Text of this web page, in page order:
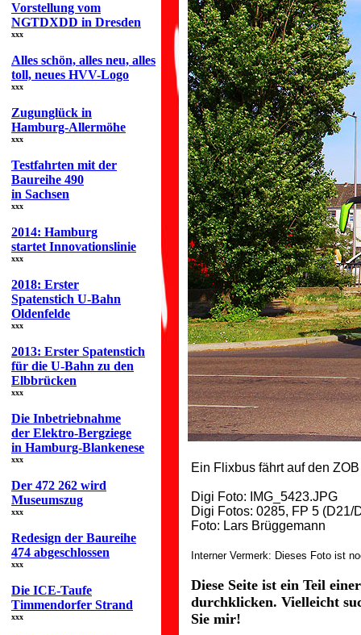
Vorstellung vom
NGTDXDD in Dresden
xxx
Alles schön, alles neu, alles
toll, neues HVV-Logo
xxx
Zugunglück in
Hamburg-Allermöhe
xxx
Testfahrten mit der
Baureihe 490
in Sachsen
xxx
2014: Hamburg
startet Innovationslinie
xxx
2018: Erster
Spatenstich U-Bahn
Oldenfelde
xxx
2013: Erster Spatenstich
für die U-Bahn zu den
Elbbrücken
xxx
Die Inbetriebnahme
der Elektro-Bergziege
in Hamburg-Blankenese
xxx
Der 472 262 wird
Museumszug
xxx
Redesign der Baureihe
474 abgeschlossen
xxx
Die ICE-Taufe
Timmendorfer Strand
xxx
Ein Flixbus fährt auf den
Digi Foto: IMG_5423.JPG
Digi Fotos: 0285, FP 5 (D21/
Foto: Lars Brüggemann
Interner Vermerk: Dieses Foto ist
Diese Seite ist ein Teil
durchklicken. Vielleicht
Sie mir!